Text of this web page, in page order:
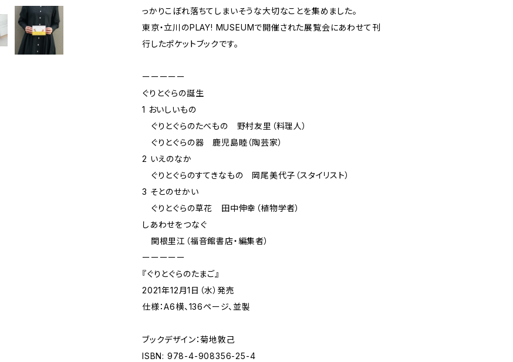
っかりこぼれ落ちてしまいそうな大切なことを集めました。
東京・立川のPLAY! MUSEUMで開催された展覧会にあわせて刊
行したポケットブックです。
ーーーーー
ぐりとぐらの誕生
1 おいしいもの
ぐりとぐらのたべもの 野村友里（料理人）
ぐりとぐらの器 鹿児島睦（陶芸家）
2 いえのなか
ぐりとぐらのすてきなもの 岡尾美代子（スタイリスト）
3 そとのせかい
ぐりとぐらの草花 田中伸幸（植物学者）
しあわせをつなぐ
関根里江（福音館書店・編集者）
ーーーーー
『ぐりとぐらのたまご』
2021年12月1日（水）発売
仕様：A6横、136ページ、並製
ブックデザイン：菊地敦己
ISBN: 978-4-908356-25-4